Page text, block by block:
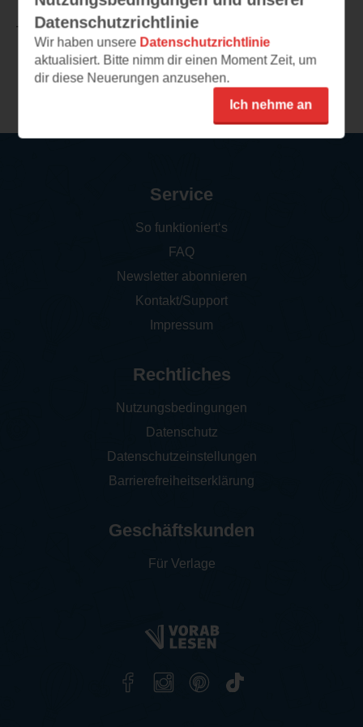
TEILEN
Weitere Rezensionen
Datenschutzrichtlinie
Wir haben unsere Datenschutzrichtlinie
aktualisiert. Bitte nimm dir einen Moment Zeit, um
dir diese Neuerungen anzusehen.
Ich nehme an
Service
So funktioniert‘s
FAQ
Newsletter abonnieren
Kontakt/Support
Impressum
Rechtliches
Nutzungsbedingungen
Datenschutz
Datenschutzeinstellungen
Barrierefreiheitserklärung
Geschäftskunden
Für Verlage